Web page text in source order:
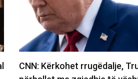
CNN: Kërkohet rrugëdalje,